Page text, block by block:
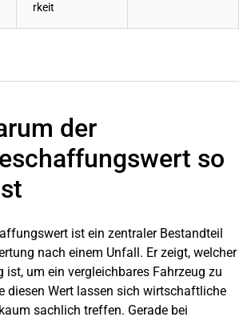
rkeit
der
so
ist ein zentraler Bestandteil
nach einem Unfall. Er zeigt, welcher
ist, um ein vergleichbares Fahrzeug zu
diesen Wert lassen sich wirtschaftliche
sachlich treffen. Gerade bei